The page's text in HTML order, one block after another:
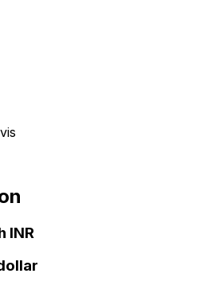
INR